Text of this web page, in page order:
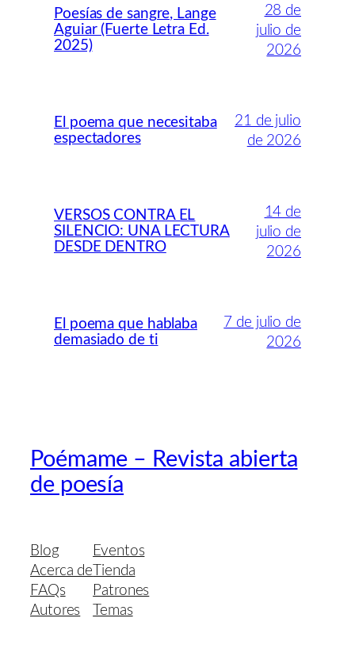
Poesías de sangre, Lange
Aguiar (Fuerte Letra Ed.
2025)
28 de
julio de
2026
El poema que necesitaba
espectadores
21 de julio
de 2026
VERSOS CONTRA EL
SILENCIO: UNA LECTURA
DESDE DENTRO
14 de
julio de
2026
El poema que hablaba
demasiado de ti
7 de julio de
2026
Poémame – Revista abierta
de poesía
Blog
Acerca de
FAQs
Autores
Eventos
Tienda
Patrones
Temas